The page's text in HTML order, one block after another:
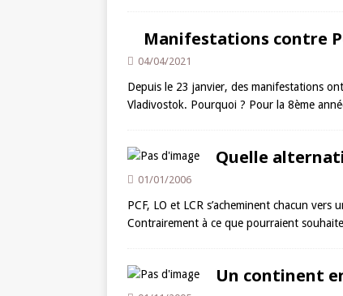
Manifestations contre
04/04/2021
Depuis le 23 janvier, des manifestations
Vladivostok. Pourquoi ? Pour la 8ème
Quelle
01/01/2006
PCF, LO et LCR s’acheminent chacun
Contrairement à ce que pourraient
Un continent